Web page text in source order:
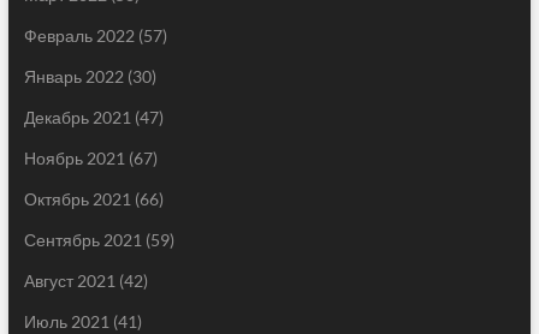
Февраль 2022 (57)
Январь 2022 (30)
Декабрь 2021 (47)
Ноябрь 2021 (67)
Октябрь 2021 (66)
Сентябрь 2021 (59)
Август 2021 (42)
Июль 2021 (41)